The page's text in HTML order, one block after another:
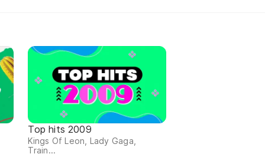
Top hits 2009
Kings Of Leon, Lady Gaga,
Train...